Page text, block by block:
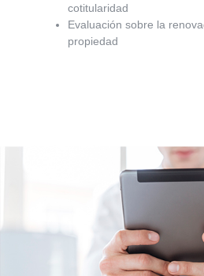
cotitularidad
Evaluación sobre la
propiedad